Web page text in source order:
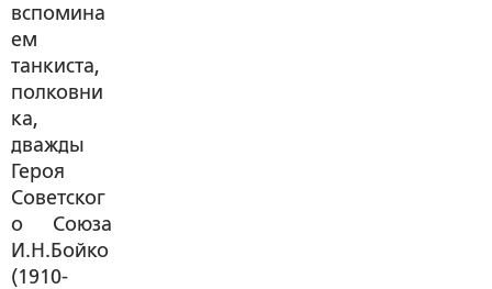
вспомина
ем
танкиста,
полковни
ка,
дважды
Героя
Советског
о Союза
И.Н.Бойко
(1910-